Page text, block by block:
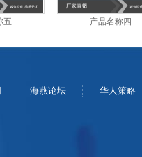
五 产品名称四
海燕论坛 华人策略